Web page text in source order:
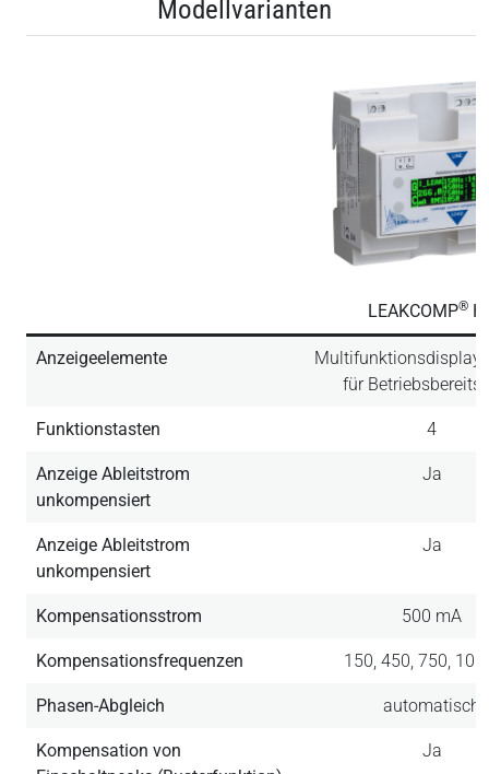
Modellvarianten
LEAKCOMP®
Anzeigeelemente
Multifunktionsdisplay
für
Funktionstasten 4
Anzeige Ableitstrom
unkompensiert
Ja
Anzeige Ableitstrom
unkompensiert
Ja
Kompensationsstrom 500 mA
Kompensationsfrequenzen 150, 450, 750,
Phasen-Abgleich automatisch
Kompensation von
Ja